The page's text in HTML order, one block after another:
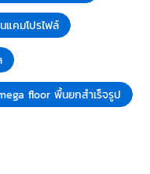
แคมโปรไฟล์
floor พื้นยกสำเร็จรูป